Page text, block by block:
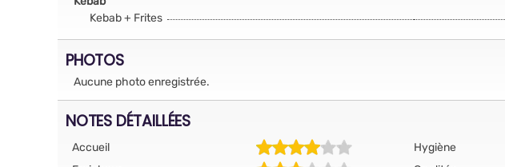
Kebab + Frites
PHOTOS
Aucune photo enregistrée.
NOTES DÉTAILLÉES
Accueil
Hygiène